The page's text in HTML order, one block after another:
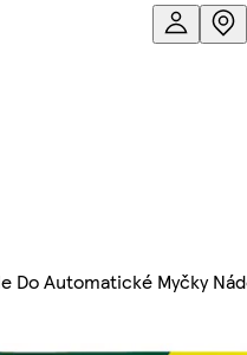
Do Automatické Myčky